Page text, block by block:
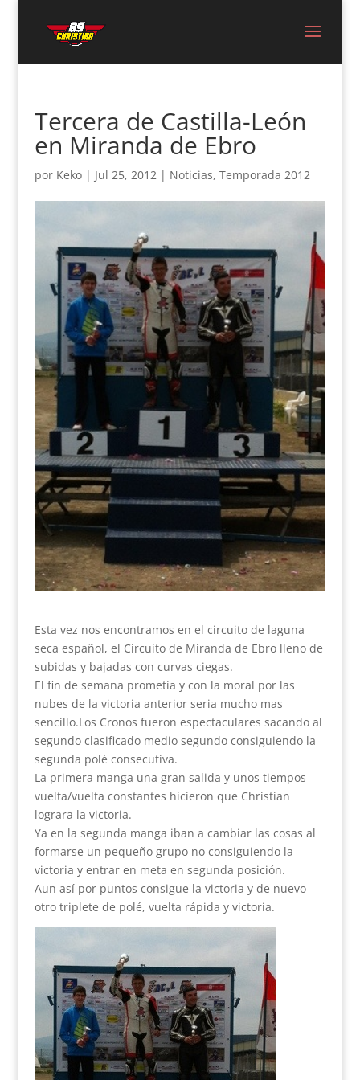
Tercera de Castilla-León
en Miranda de Ebro
por Keko| Jul 25, 2012| Noticias, Temporada 2012
Esta vez nos encontramos en el circuito de laguna
seca español, el Circuito de Miranda de Ebro lleno de
subidas y bajadas con curvas ciegas.
El fin de semana prometía y con la moral por las
nubes de la victoria anterior seria mucho mas
sencillo.Los Cronos fueron espectaculares sacando al
segundo clasificado medio segundo consiguiendo la
segunda polé consecutiva.
La primera manga una gran salida y unos tiempos
vuelta/vuelta constantes hicieron que Christian
lograra la victoria.
Ya en la segunda manga iban a cambiar las cosas al
formarse un pequeño grupo no consiguiendo la
victoria y entrar en meta en segunda posición.
Aun así por puntos consigue la victoria y de nuevo
otro triplete de polé, vuelta rápida y victoria.